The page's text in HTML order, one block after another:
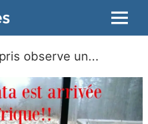
Menu
observe un...